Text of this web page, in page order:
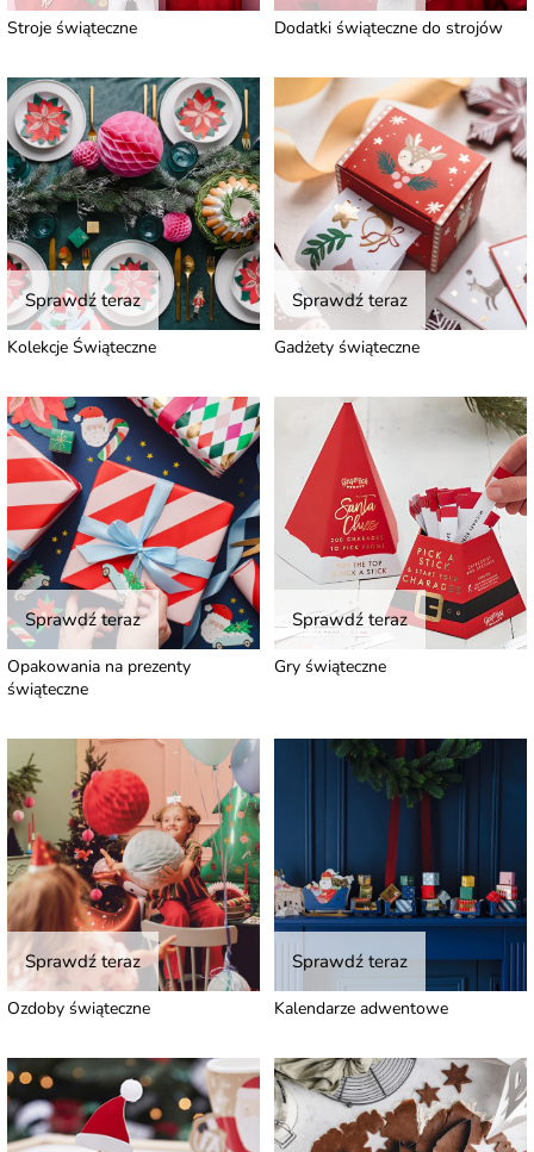
Stroje świąteczne Dodatki świąteczne do strojów
Sprawdź teraz
Kolekcje Świąteczne
Sprawdź teraz
Gadżety świąteczne
Sprawdź teraz
Opakowania na prezenty
świąteczne
Sprawdź teraz
Gry świąteczne
Sprawdź teraz
Ozdoby świąteczne
Sprawdź teraz
Kalendarze adwentowe